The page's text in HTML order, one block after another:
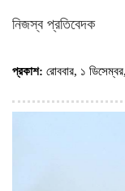
নিজস্ব প্রতিবেদক
প্রকাশ: রোববার, ১